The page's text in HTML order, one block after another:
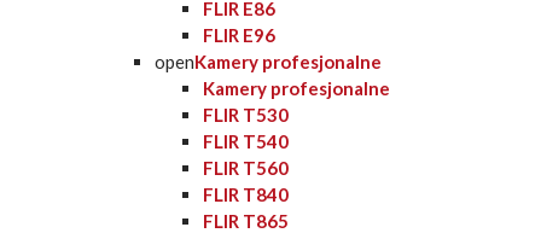
FLIR E86
FLIR E96
openKamery profesjonalne
Kamery profesjonalne
FLIR T530
FLIR T540
FLIR T560
FLIR T840
FLIR T865